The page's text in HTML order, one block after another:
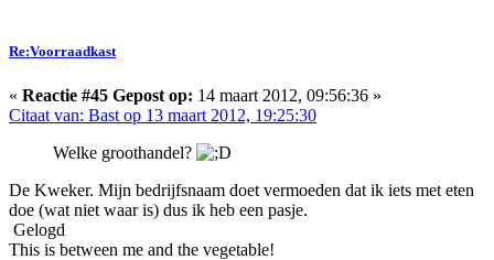
Re:Voorraadkast
« Reactie #45 Gepost op: 14 maart 2012, 09:56:36 »
Citaat van: Bast op 13 maart 2012, 19:25:30
Welke groothandel?
De Kweker. Mijn bedrijfsnaam doet vermoeden dat ik iets met eten
doe (wat niet waar is) dus ik heb een pasje.
Gelogd
This is between me and the vegetable!